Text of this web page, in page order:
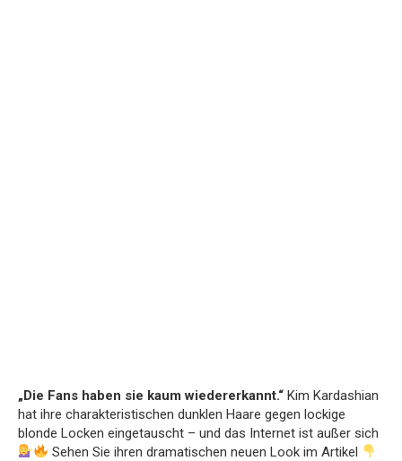
„Die Fans haben sie kaum wiedererkannt.“ Kim Kardashian
hat ihre charakteristischen dunklen Haare gegen lockige
blonde Locken eingetauscht – und das Internet ist außer sich
Sehen Sie ihren dramatischen neuen Look im Artikel